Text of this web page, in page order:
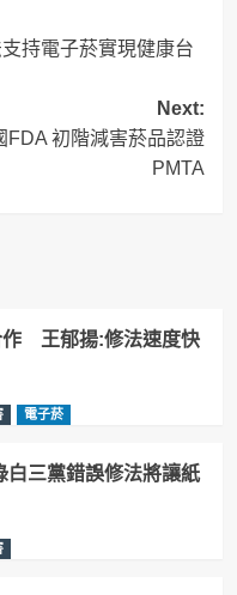
持電子菸實現健康台
Next:
FDA 初階減害菸品認證
PMTA
作 王郁揚:修法速度快
電子菸
三黨錯誤修法將讓紙